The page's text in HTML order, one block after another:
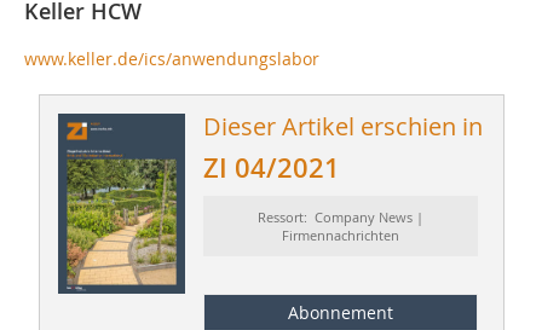
Keller HCW
www.keller.de/ics/anwendungslabor
Dieser Artikel erschien in
ZI 04/2021
Ressort: Company News |
Firmennachrichten
Abonnement